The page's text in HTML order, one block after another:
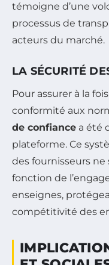
témoigne d’une
processus de
acteurs du marché.
LA SÉCURITÉ
Pour assurer à la
conformité aux
de confiance a été
plateforme. Ce
des fournisseurs ne
fonction de
enseignes,
compétitivité des